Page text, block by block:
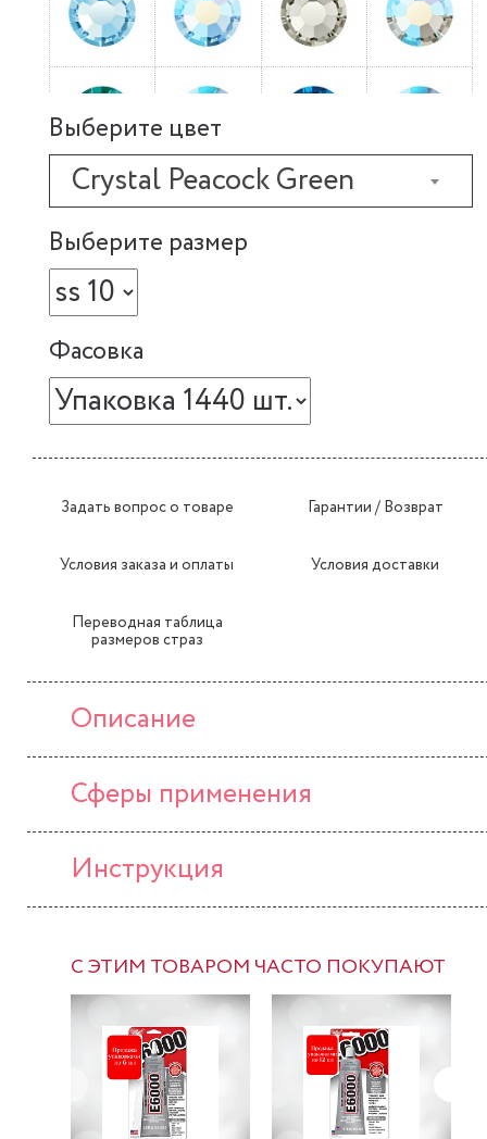
Выберите цвет
Crystal Peacock Green
Выберите размер
Фасовка
Задать вопрос о товаре Гарантии / Возврат
Условия заказа и оплаты Условия доставки
Переводная таблица
размеров страз
Описание
Сферы применения
Инструкция
С ЭТИМ ТОВАРОМ ЧАСТО ПОКУПАЮТ